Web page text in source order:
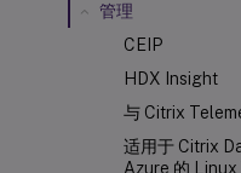
管理
CEIP
HDX Insight
与 Citrix
适用于 Citrix
Azure 的 Linux